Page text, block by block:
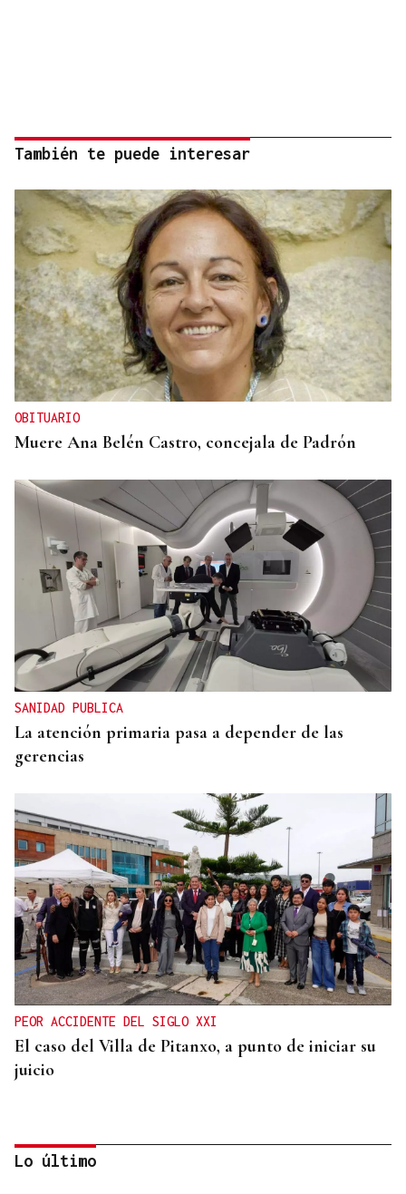
También te puede interesar
OBITUARIO
Muere Ana Belén Castro, concejala de Padrón
SANIDAD PUBLICA
La atención primaria pasa a depender de las
gerencias
PEOR ACCIDENTE DEL SIGLO XXI
El caso del Villa de Pitanxo, a punto de iniciar su
juicio
Lo último